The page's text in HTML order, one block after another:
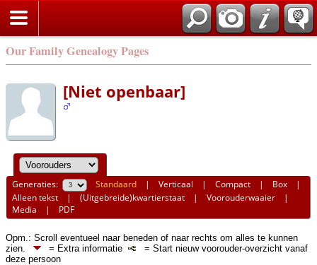
Our Family Genealogy Pages
[Niet openbaar]
Generaties: Standaard |Verticaal |Compact | Box |
Alleen tekst |(Uitgebreide)kwartierstaat |Voorouderwaaier |
Media | PDF
Opm.: Scroll eventueel naar beneden of naar rechts om alles te kunnen
zien.
= Extra informatie
= Start nieuw voorouder-overzicht vanaf
deze persoon